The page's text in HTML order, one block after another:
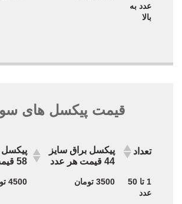
عدد به
بالا
قیمت پیکسل های
تعداد
پیکسل براق سایز
44 قیمت هر عدد
پیکسل
58 قیمت هر عدد
تعداد
پیکسل براق سایز
پیکسل
1 تا 50
عدد
3500 تومان 4500 تومان